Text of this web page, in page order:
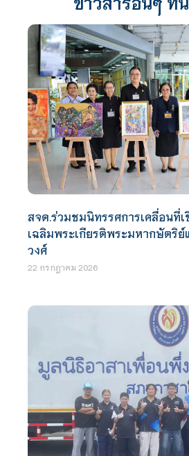
สจด.ร่วมชมนิทรรศการเคลื่อนที่เ
เฉลิมพระเกียรติพระมหากษัตริ
วงศ์
22 กรกฎาคม 2026